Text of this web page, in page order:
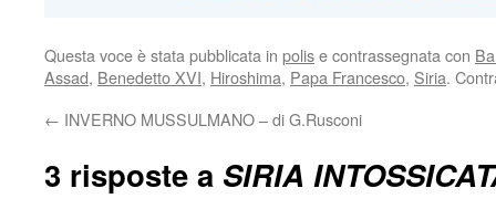
Questa voce è stata pubblicata in polise contrassegnata con
Assad, Benedetto XVI, Hiroshima, Papa Francesco, Siria.
← INVERNO MUSSULMANO – di G.Rusconi
3 risposte a SIRIA